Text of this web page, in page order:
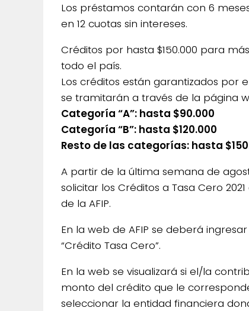
Los préstamos contarán con 6
en 12 cuotas sin intereses.
Créditos por hasta $150.000 para
todo el país.
Los créditos están garantizados por
se tramitarán a través de la página
Categoría “A”: hasta $90.000
Categoría “B”: hasta $120.000
Resto de las categorías: hasta
A partir de la última semana de
solicitar los Créditos a Tasa Cero
de la AFIP.
En la web de AFIP se deberá
“Crédito Tasa Cero”.
En la web se visualizará si el/la
monto del crédito que le
seleccionar la entidad financiera